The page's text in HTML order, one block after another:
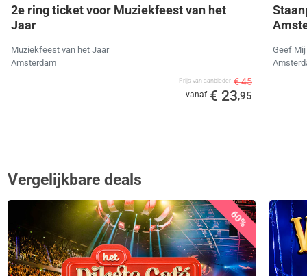
2e ring ticket voor Muziekfeest van het
Jaar
Muziekfeest van het Jaar
Amsterdam
Prijs van aanbieder € 45
vanaf € 23,95
Geef
Vergelijkbare deals
60%